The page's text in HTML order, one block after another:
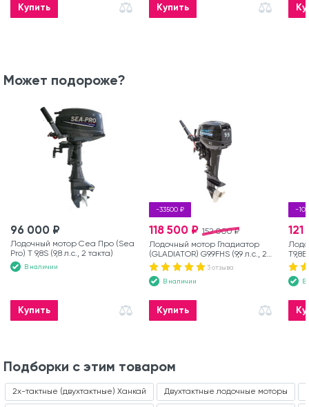
Купить Купить
Может подороже?
96 000 ₽
Лодочный мотор Сеа Про (Sea
Pro) Т 9,8S (9,8 л.с., 2 такта)
В наличии
Купить
-33500 ₽
152 000 ₽
118 500 ₽
Лодочный мотор Гладиатор
(GLADIATOR) G9.9FHS (9,9 л.с., 2
такта)
3 отзыва
В наличии
Купить
-
В
Подборки с этим товаром
2х-тактные (двухтактные) Ханкай Двухтактные лодочные моторы